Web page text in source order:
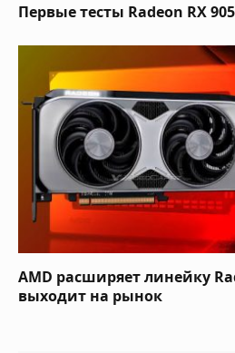
Первые тесты Radeon RX
AMD расширяет линейку
выходит на рынок